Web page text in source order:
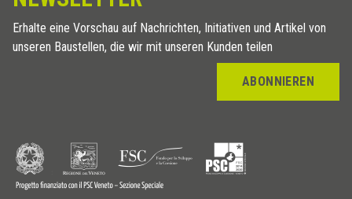
Erhalte eine Vorschau auf Nachrichten, Initiativen und Artikel von
unseren Baustellen, die wir mit unseren Kunden teilen
ABONNIEREN